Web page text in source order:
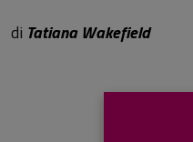
di Tatiana Wakefield